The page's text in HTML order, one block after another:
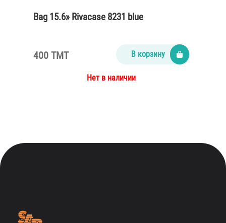
Bag 15.6» Rivacase 8231 blue
400 TMT В корзину
Нет в наличии